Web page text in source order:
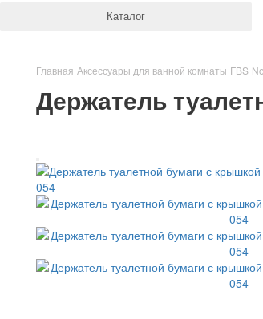
Каталог
Главная Аксессуары для ванной комнаты FBS
Держатель